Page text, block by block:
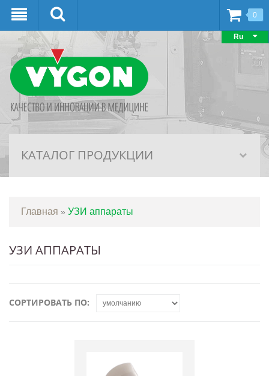
Ru
0
КАТАЛОГ ПРОДУКЦИИ
Главная » УЗИ аппараты
УЗИ АППАРАТЫ
СОРТИРОВАТЬ ПО: